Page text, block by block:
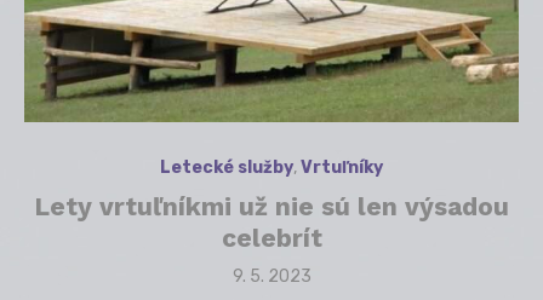
Letecké služby,Vrtuľníky
Lety vrtuľníkmi už nie sú len výsadou
celebrít
Posted
9. 5. 2023